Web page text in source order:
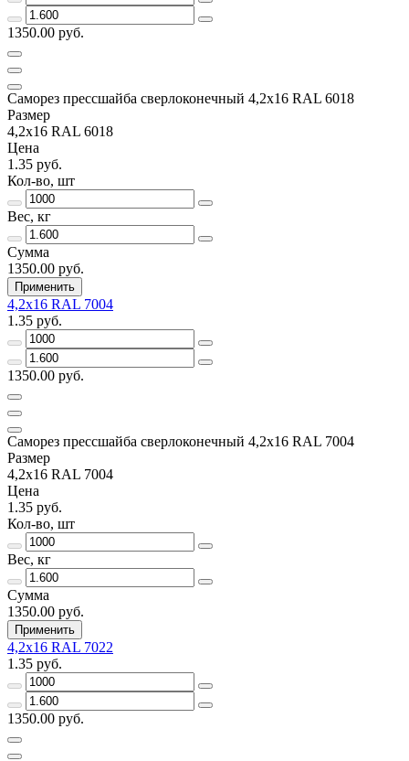
1350.00 руб.
Саморез прессшайба сверлоконечный 4,2х16 RAL 6018
Размер
4,2х16 RAL 6018
Цена
1.35 руб.
Кол-во, шт
Вес, кг
Сумма
1350.00 руб.
Применить
4,2х16 RAL 7004
1.35 руб.
1350.00 руб.
Саморез прессшайба сверлоконечный 4,2х16 RAL 7004
Размер
4,2х16 RAL 7004
Цена
1.35 руб.
Кол-во, шт
Вес, кг
Сумма
1350.00 руб.
Применить
4,2х16 RAL 7022
1.35 руб.
1350.00 руб.